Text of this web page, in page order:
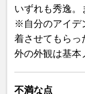
いずれも秀逸。
※自分のアイデ
着させてもらっ
外の外観は基本
不満な点